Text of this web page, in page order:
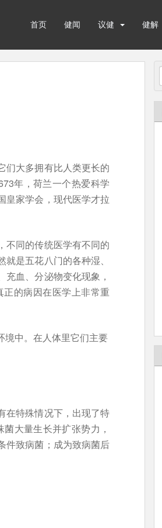
首页 健闻 议健 健解
们大多拥有比人类更长的
年，荷兰一个热爱科学
皇家学会，现代医学才拉
不同的传统医学有不同的
是五花八门的各种湿、
血、分泌物变化现象，
的病因在医学上非常重
境中。在人体里它们主要
在特殊情况下，出现了特
大量生长并扩张势力，
件致病菌；成为致病菌后